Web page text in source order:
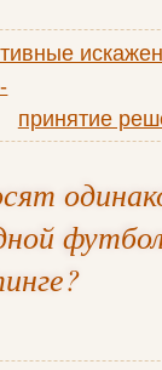
принятие